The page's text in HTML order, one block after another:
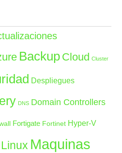
Backup Cloud Cluster
Despliegues
DNS Domain Controllers
Fortigate Fortinet Hyper-V
Linux Maquinas